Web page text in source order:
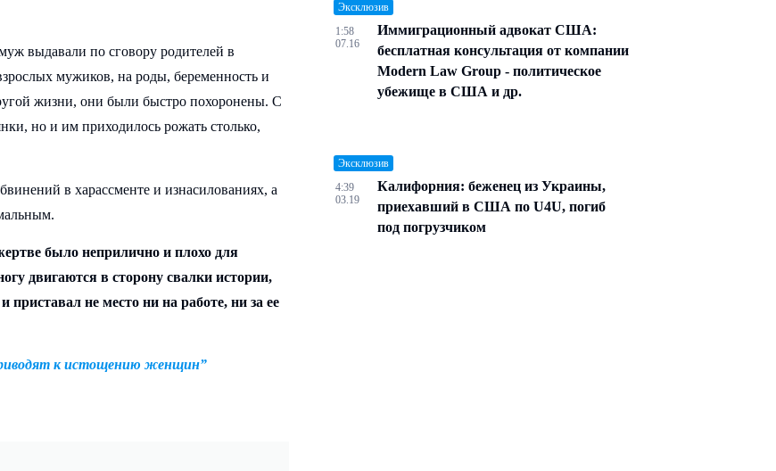
выдавали по сговору родителей в
мужиков, на роды, беременность и
жизни, они были быстро похоронены. С
но и им приходилось рожать столько,
в харассменте и изнасилованиях, а
было неприлично и плохо для
двигаются в сторону свалки истории,
приставал не место ни на работе, ни за ее
к истощению женщин”
Эксклюзив
1:58
07.16
Иммиграционный адвокат США:
бесплатная консультация от компании
Modern Law Group - политическое
убежище в США и др.
Эксклюзив
4:39
03.19
Калифорния: беженец из Украины,
приехавший в США по U4U, погиб
под погрузчиком